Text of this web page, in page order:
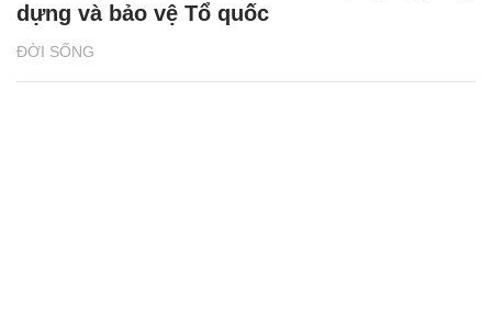
ĐỜI SỐNG
dựng và bảo vệ Tổ quốc